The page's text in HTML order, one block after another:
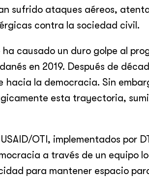
sufrido ataques aéreos,
contra la sociedad civil.
causado un duro golpe al
en 2019. Después de
la democracia. Sin
esta trayectoria,
OTI, implementados por
a través de un equipo
para mantener espacio